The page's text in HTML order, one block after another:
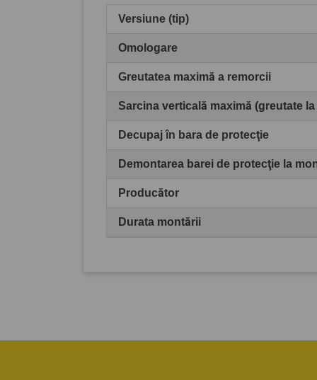
Versiune (tip)
Omologare
Greutatea maximă a remorcii
Sarcina verticală maximă (greutate
Decupaj în bara de protecţie
Demontarea barei de protecţie la
Producător
Durata montării